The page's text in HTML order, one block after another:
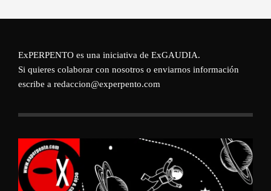
ExPERPENTO es una iniciativa de ExGAUDIA.
Si quieres colaborar con nosotros o enviarnos información
escribe a redaccion@experpento.com